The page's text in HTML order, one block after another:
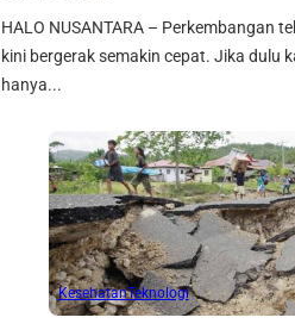
HALO NUSANTARA – Perkembangan
kini bergerak semakin cepat. Jika dulu
hanya...
KesehatanTeknologi